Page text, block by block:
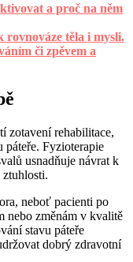
a proč na něm
rovnováze těla i mysli.
či zpěvem a
zotavení rehabilitace,
páteře. Fyzioterapie
usnadňuje návrat k
neboť pacienti po
nebo změnám v kvalitě
stavu páteře
dobrý zdravotní